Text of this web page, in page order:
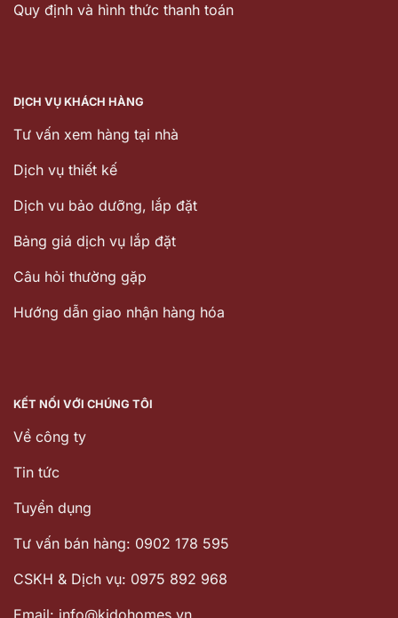
Quy định và hình thức thanh toán
DỊCH VỤ KHÁCH HÀNG
Tư vấn xem hàng tại nhà
Dịch vụ thiết kế
Dịch vu bảo dưỡng, lắp đặt
Bảng giá dịch vụ lắp đặt
Câu hỏi thường gặp
Hướng dẫn giao nhận hàng hóa
KẾT NỐI VỚI CHÚNG TÔI
Về công ty
Tin tức
Tuyển dụng
Tư vấn bán hàng: 0902 178 595
CSKH & Dịch vụ: 0975 892 968